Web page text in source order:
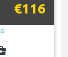
€116